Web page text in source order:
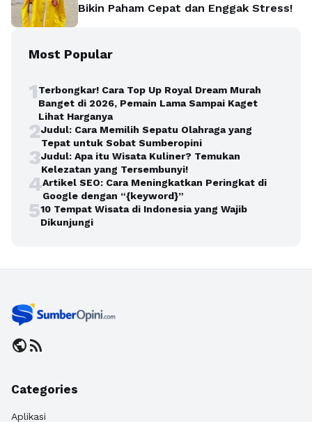
Bikin Paham Cepat dan Enggak Stress!
Most Popular
1Terbongkar! Cara Top Up Royal Dream Murah
Banget di 2026, Pemain Lama Sampai Kaget
Lihat Harganya
2Judul: Cara Memilih Sepatu Olahraga yang
Tepat untuk Sobat Sumberopini
3Judul: Apa itu Wisata Kuliner? Temukan
Kelezatan yang Tersembunyi!
4Artikel SEO: Cara Meningkatkan Peringkat di
Google dengan “{keyword}”
510 Tempat Wisata di Indonesia yang Wajib
Dikunjungi
publicrss_feed
Categories
Aplikasi